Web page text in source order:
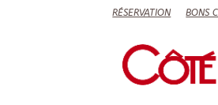
RÉSERVATION BONS